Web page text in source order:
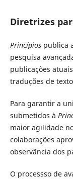
Diretrizes
Princípiospublica
pesquisa
publicações
traduções de
Para garantir a
submetidos à
maior agilidade
colaborações
observância dos
O processso de